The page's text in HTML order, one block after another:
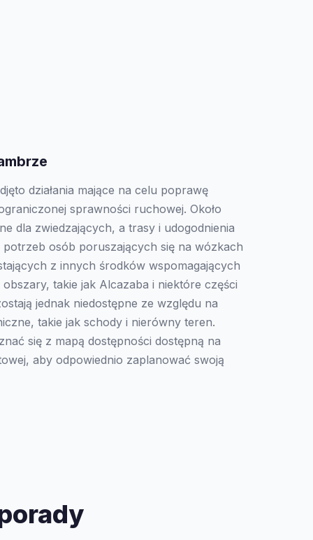
działania mające na celu poprawę
sprawności ruchowej. Około
dla zwiedzających, a trasy i udogodnienia
potrzeb osób poruszających się na wózkach
z innych środków wspomagających
takie jak Alcazaba i niektóre części
jednak niedostępne ze względu na
takie jak schody i nierówny teren.
się z mapą dostępności dostępną na
aby odpowiednio zaplanować swoją